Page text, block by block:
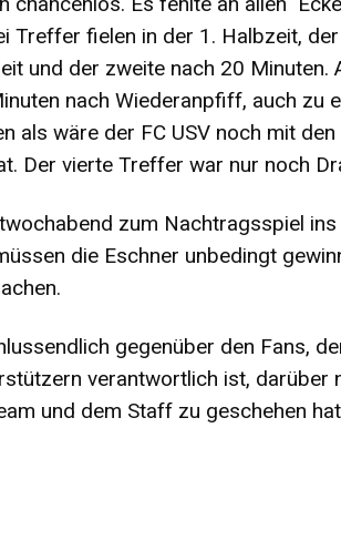
Treffer fielen in der 1. Halbzeit,
und der zweite nach 20 Minuten.
nach Wiederanpfiff, auch zu
als wäre der FC USV noch mit den
Der vierte Treffer war nur noch
zum Nachtragsspiel
die Eschner unbedingt
gegenüber den Fans,
verantwortlich ist, darüber
und dem Staff zu geschehen